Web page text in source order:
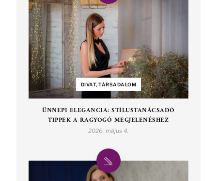
DIVAT, TÁRSADALOM
ÜNNEPI ELEGANCIA: STÍLUSTANÁCSADÓ
TIPPEK A RAGYOGÓ MEGJELENÉSHEZ
2026. május 4.